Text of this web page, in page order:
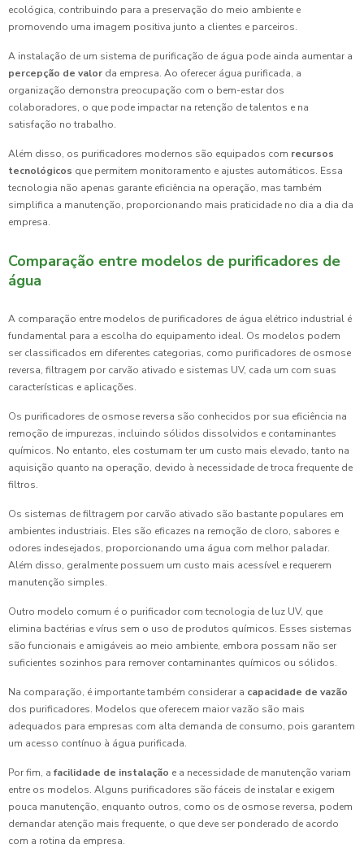
ecológica, contribuindo para a preservação do meio ambiente e
promovendo uma imagem positiva junto a clientes e parceiros.
A instalação de um sistema de purificação de água pode ainda aumentar a
percepção de valor da empresa. Ao oferecer água purificada, a
organização demonstra preocupação com o bem-estar dos
colaboradores, o que pode impactar na retenção de talentos e na
satisfação no trabalho.
Além disso, os purificadores modernos são equipados com recursos
tecnológicos que permitem monitoramento e ajustes automáticos. Essa
tecnologia não apenas garante eficiência na operação, mas também
simplifica a manutenção, proporcionando mais praticidade no dia a dia da
empresa.
Comparação entre modelos de purificadores de
água
A comparação entre modelos de purificadores de água elétrico industrial é
fundamental para a escolha do equipamento ideal. Os modelos podem
ser classificados em diferentes categorias, como purificadores de osmose
reversa, filtragem por carvão ativado e sistemas UV, cada um com suas
características e aplicações.
Os purificadores de osmose reversa são conhecidos por sua eficiência na
remoção de impurezas, incluindo sólidos dissolvidos e contaminantes
químicos. No entanto, eles costumam ter um custo mais elevado, tanto na
aquisição quanto na operação, devido à necessidade de troca frequente de
filtros.
Os sistemas de filtragem por carvão ativado são bastante populares em
ambientes industriais. Eles são eficazes na remoção de cloro, sabores e
odores indesejados, proporcionando uma água com melhor paladar.
Além disso, geralmente possuem um custo mais acessível e requerem
manutenção simples.
Outro modelo comum é o purificador com tecnologia de luz UV, que
elimina bactérias e vírus sem o uso de produtos químicos. Esses sistemas
são funcionais e amigáveis ao meio ambiente, embora possam não ser
suficientes sozinhos para remover contaminantes químicos ou sólidos.
Na comparação, é importante também considerar a capacidade de vazão
dos purificadores. Modelos que oferecem maior vazão são mais
adequados para empresas com alta demanda de consumo, pois garantem
um acesso contínuo à água purificada.
Por fim, a facilidade de instalação e a necessidade de manutenção variam
entre os modelos. Alguns purificadores são fáceis de instalar e exigem
pouca manutenção, enquanto outros, como os de osmose reversa, podem
demandar atenção mais frequente, o que deve ser ponderado de acordo
com a rotina da empresa.